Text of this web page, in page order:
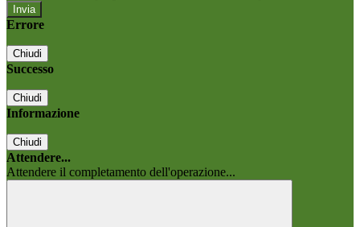
Errore
Chiudi
Successo
Chiudi
Informazione
Chiudi
Attendere...
Attendere il completamento dell'operazione...